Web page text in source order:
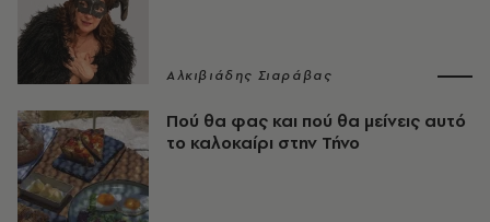
Αλκιβιάδης Σιαράβας
Πού θα φας και πού θα μείνεις αυτό
το καλοκαίρι στην Τήνο